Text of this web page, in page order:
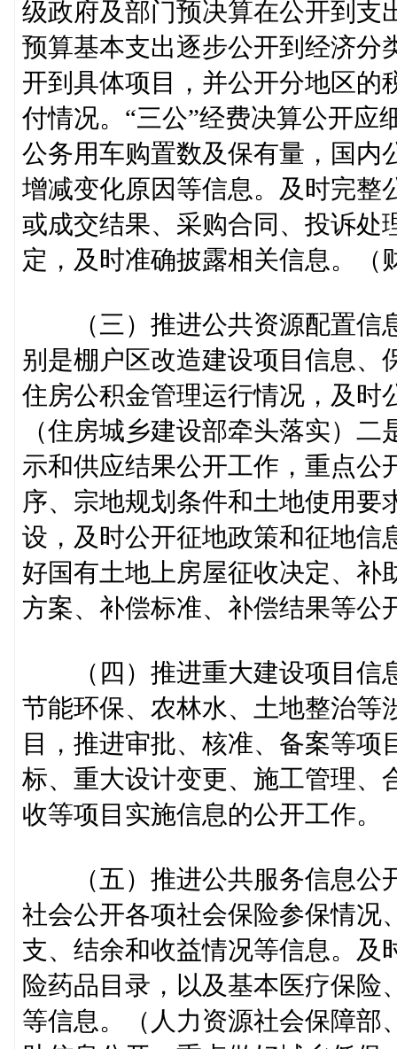
级政府及部门预决算在公开到支
预算基本支出逐步公开到经济分
开到具体项目，并公开分地区的
付情况。“三公”经费决算公开应
公务用车购置数及保有量，国内
增减变化原因等信息。及时完整
或成交结果、采购合同、投诉处
定，及时准确披露相关信息。（
（三）推进公共资源配置信
别是棚户区改造建设项目信息、
住房公积金管理运行情况，及时
（住房城乡建设部牵头落实）
示和供应结果公开工作，重点公
序、宗地规划条件和土地使用要
设，及时公开征地政策和征地信
好国有土地上房屋征收决定、补
方案、补偿标准、补偿结果等公
（四）推进重大建设项目信
节能环保、农林水、土地整治等
目，推进审批、核准、备案等
标、重大设计变更、施工管理、
收等项目实施信息的公开工作。
（五）推进公共服务信息公
社会公开各项社会保险参保情况
支、结余和收益情况等信息。及
险药品目录，以及基本医疗保险
等信息。（人力资源社会保障部